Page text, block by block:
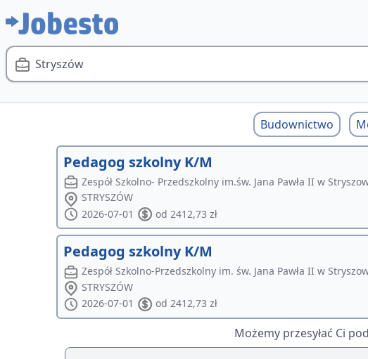
Stryszów
Budownictwo
Pedagog szkolny K/M
Zespół Szkolno- Przedszkolny im.św. Jana Pawła II w
STRYSZÓW
2026-07-01
od 2412,73 zł
Pedagog szkolny K/M
Zespół Szkolno-Przedszkolny im. św. Jana Pawła II w
STRYSZÓW
2026-07-01
od 2412,73 zł
Możemy przesyłać Ci